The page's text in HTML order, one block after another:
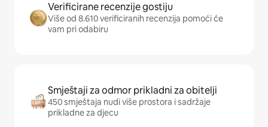
Verificirane recenzije gostiju
Više od 8.610 verificiranih recenzija pomoći će
vam pri odabiru
Smještaji za odmor prikladni za obitelji
450 smještaja nudi više prostora i sadržaje
prikladne za djecu